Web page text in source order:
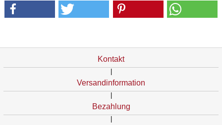
Kontakt
Versandinformation
Bezahlung